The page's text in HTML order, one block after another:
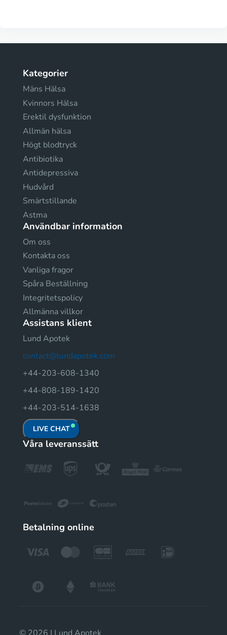
Kategorier
Mäns Hälsa
Kvinnors Hälsa
Erektil dysfunktion
Allmän hälsa
Högt blodtryck
Antibiotika
Antidepressiva
Hudvård
Smärtstillande
Astma
Användbar information
Om oss
Kontakta oss
Vanliga fragor
Spåra Beställning
Integritetspolicy
Allmänna villkor
Assistans klient
Lund Apotek
contact@lundapotek.com
+44-203-608-1340
+44-808-189-1420
+44-203-514-1638
LIVE CHAT
Våra leveranssätt
Betalning online